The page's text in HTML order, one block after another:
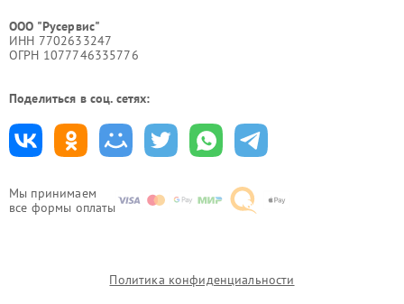
Мы принимаем
все формы оплаты
ООО "Русервис"
ИНН 7702633247
ОГРН 1077746335776
Поделиться в соц. сетях:
Политика конфиденциальности